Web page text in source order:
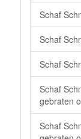
Schaf
Schaf
Schaf
Schaf
gebraten
Schaf